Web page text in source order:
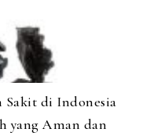
Sakit di Indonesia
yang Aman dan